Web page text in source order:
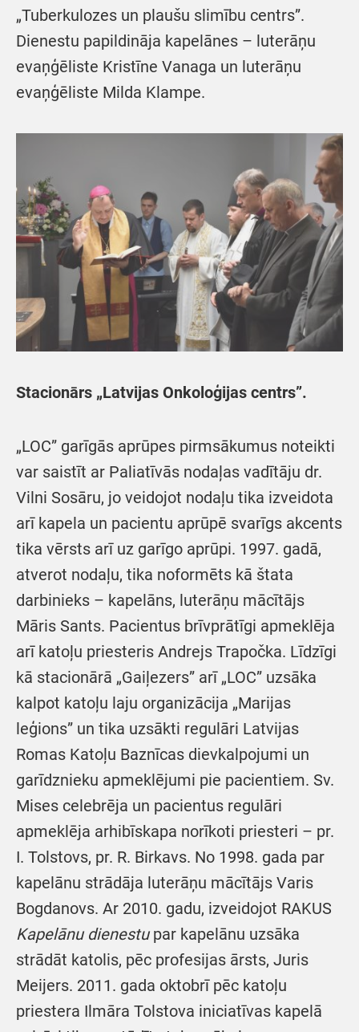
„Tuberkulozes un plaušu slimību centrs”.
Dienestu papildināja kapelānes – luterāņu
evaņģēliste Kristīne Vanaga un luterāņu
evaņģēliste Milda Klampe.
Stacionārs „Latvijas Onkoloģijas centrs”.
„LOC” garīgās aprūpes pirmsākumus noteikti
var saistīt ar Paliatīvās nodaļas vadītāju dr.
Vilni Sosāru, jo veidojot nodaļu tika izveidota
arī kapela un pacientu aprūpē svarīgs akcents
tika vērsts arī uz garīgo aprūpi. 1997. gadā,
atverot nodaļu, tika noformēts kā štata
darbinieks – kapelāns, luterāņu mācītājs
Māris Sants. Pacientus brīvprātīgi apmeklēja
arī katoļu priesteris Andrejs Trapočka. Līdzīgi
kā stacionārā „Gaiļezers” arī „LOC” uzsāka
kalpot katoļu laju organizācija „Marijas
leģions” un tika uzsākti regulāri Latvijas
Romas Katoļu Baznīcas dievkalpojumi un
garīdznieku apmeklējumi pie pacientiem. Sv.
Mises celebrēja un pacientus regulāri
apmeklēja arhibīskapa norīkoti priesteri – pr.
I. Tolstovs, pr. R. Birkavs. No 1998. gada par
kapelānu strādāja luterāņu mācītājs Varis
Bogdanovs. Ar 2010. gadu, izveidojot RAKUS
Kapelānu dienestupar kapelānu uzsāka
strādāt katolis, pēc profesijas ārsts, Juris
Meijers. 2011. gada oktobrī pēc katoļu
priestera Ilmāra Tolstova iniciatīvas kapelā